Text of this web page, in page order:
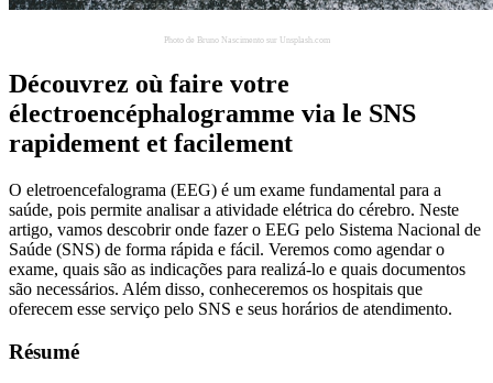
Photo de Bruno Nascimento sur Unsplash.com
Découvrez où faire votre
électroencéphalogramme via le SNS
rapidement et facilement
O eletroencefalograma (EEG) é um exame fundamental para a
saúde, pois permite analisar a atividade elétrica do cérebro. Neste
artigo, vamos descobrir onde fazer o EEG pelo Sistema Nacional de
Saúde (SNS) de forma rápida e fácil. Veremos como agendar o
exame, quais são as indicações para realizá-lo e quais documentos
são necessários. Além disso, conheceremos os hospitais que
oferecem esse serviço pelo SNS e seus horários de atendimento.
Résumé